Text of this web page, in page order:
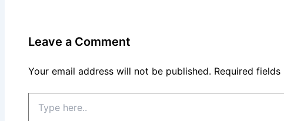
Leave a Comment
Your email address will not be published. Required fields
here..